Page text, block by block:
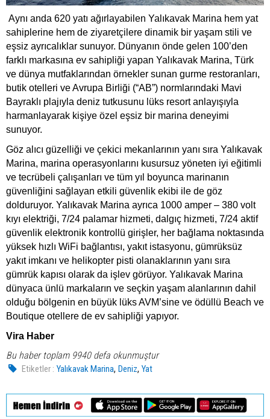
Aynı anda 620 yatı ağırlayabilen Yalıkavak Marina hem yat
sahiplerine hem de ziyaretçilere dinamik bir yaşam stili ve
eşsiz ayrıcalıklar sunuyor. Dünyanın önde gelen 100’den
farklı markasına ev sahipliği yapan Yalıkavak Marina, Türk
ve dünya mutfaklarından örnekler sunan gurme restoranları,
butik otelleri ve Avrupa Birliği (“AB”) normlarındaki Mavi
Bayraklı plajıyla deniz tutkusunu lüks resort anlayışıyla
harmanlayarak kişiye özel eşsiz bir marina deneyimi
sunuyor.
Göz alıcı güzelliği ve çekici mekanlarının yanı sıra Yalıkavak
Marina, marina operasyonlarını kusursuz yöneten iyi eğitimli
ve tecrübeli çalışanları ve tüm yıl boyunca marinanın
güvenliğini sağlayan etkili güvenlik ekibi ile de göz
dolduruyor. Yalıkavak Marina ayrıca 1000 amper – 380 volt
kıyı elektriği, 7/24 palamar hizmeti, dalgıç hizmeti, 7/24 aktif
güvenlik elektronik kontrollü girişler, her bağlama noktasında
yüksek hızlı WiFi bağlantısı, yakıt istasyonu, gümrüksüz
yakıt imkanı ve helikopter pisti olanaklarının yanı sıra
gümrük kapısı olarak da işlev görüyor. Yalıkavak Marina
dünyaca ünlü markaların ve seçkin yaşam alanlarının dahil
olduğu bölgenin en büyük lüks AVM’sine ve ödüllü Beach ve
Boutique otellere de ev sahipliği yapıyor.
Vira Haber
Bu haber toplam 9940 defa okunmuştur
Etiketler : Yalıkavak Marina,Deniz,Yat